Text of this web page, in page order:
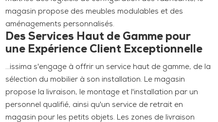
magasin propose des meubles modulables et des
aménagements personnalisés.
Des Services Haut de Gamme pour
une Expérience Client Exceptionnelle
...issima s'engage à offrir un service haut de gamme, de la
sélection du mobilier à son installation. Le magasin
propose la livraison, le montage et l'installation par un
personnel qualifié, ainsi qu'un service de retrait en
magasin pour les petits objets. Les zones de livraison